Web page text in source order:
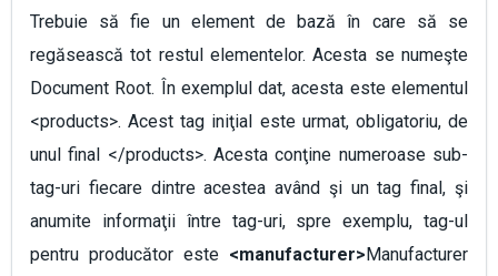
Trebuie să fie un element de bază în care să se
regăsească tot restul elementelor. Acesta se numeşte
Document Root. În exemplul dat, acesta este elementul
<products>. Acest tag iniţial este urmat, obligatoriu, de
unul final </products>. Acesta conţine numeroase sub-
tag-uri fiecare dintre acestea având şi un tag final, şi
anumite informaţii între tag-uri, spre exemplu, tag-ul
pentru producător este <manufacturer> Manufacturer